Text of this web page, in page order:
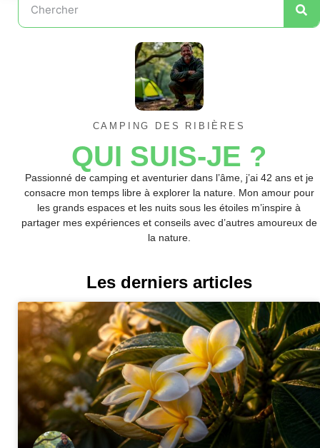
CAMPING DES RIBIÈRES
QUI SUIS-JE ?
Passionné de camping et aventurier dans l’âme, j’ai 42 ans et je
consacre mon temps libre à explorer la nature. Mon amour pour
les grands espaces et les nuits sous les étoiles m’inspire à
partager mes expériences et conseils avec d’autres amoureux de
la nature.
Les derniers articles